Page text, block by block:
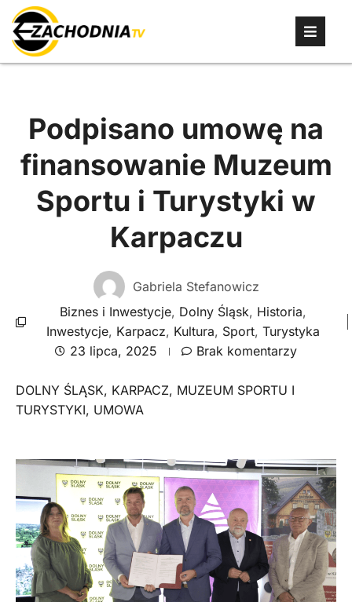
Podpisano umowę na
finansowanie Muzeum
Sportu i Turystyki w
Karpaczu
Gabriela Stefanowicz
Biznes i Inwestycje, Dolny Śląsk, Historia,
Inwestycje, Karpacz, Kultura, Sport, Turystyka
23 lipca, 2025
Brak komentarzy
DOLNY ŚLĄSK, KARPACZ, MUZEUM SPORTU I
TURYSTYKI, UMOWA